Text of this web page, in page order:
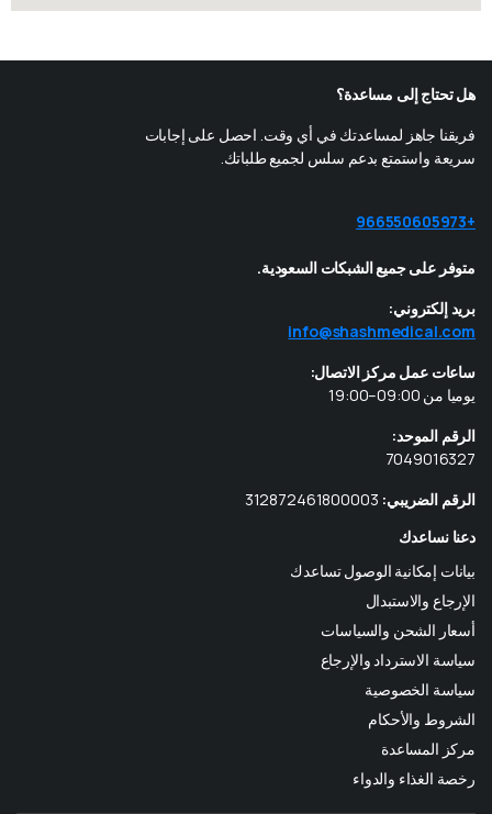
هل تحتاج إلى مساعدة؟
فريقنا جاهز لمساعدتك في أي وقت. احصل على إجابات
سريعة واستمتع بدعم سلس لجميع طلباتك.
+966550605973
متوفر على جميع الشبكات السعودية.
بريد إلكتروني:
info@shashmedical.com
ساعات عمل مركز الاتصال:
يوميا من 09:00–19:00
الرقم الموحد:
7049016327
الرقم الضريبي:
دعنا نساعدك
بيانات إمكانية الوصول تساعدك
الإرجاع والاستبدال
أسعار الشحن والسياسات
سياسة الاسترداد والإرجاع
سياسة الخصوصية
الشروط والأحكام
مركز المساعدة
رخصة الغذاء والدواء